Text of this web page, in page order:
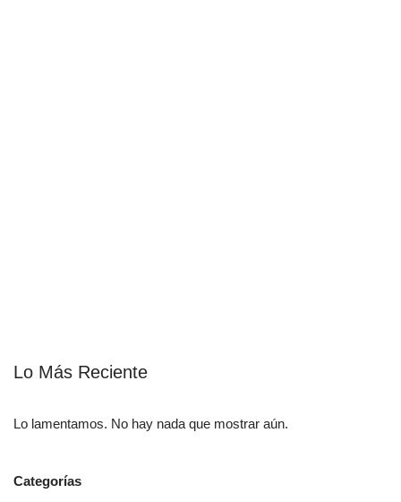
Lo Más Reciente
Lo lamentamos. No hay nada que mostrar aún.
Categorías